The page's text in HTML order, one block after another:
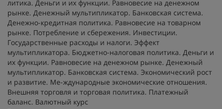
литика. Деньги и их функции. Равновесие на денежном
рынке. Денежный мультипликатор. Банковская система.
Денежно-кредитная политика. Равновесие на товарном
рынке. Потребление и сбережения. Инвестиции.
Государственные расходы и налоги. Эффект
мультипликатора. Бюджетно-налоговая политика. Деньги и
их функции. Равновесие на денежном рынке. Денежный
мультипликатор. Банковская система. Экономический рост
и развитие. Ме-ждународные экономические отношения.
Внешняя торговля и торговая политика. Платежный
баланс. Валютный курс